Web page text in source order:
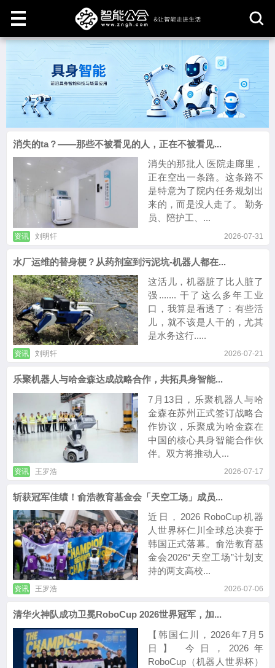
消失的ta？——那些不被看见的人，正在不被看见...
消失的那批人 医院走廊里，
正在空出一条路。这条路不
是特意为了院内任务规划出
来的，而是没人走了。 勤务
员、陪护工、...
资讯 刘明轩 2026-07-31
水厂运维的替身梗？从药剂室到污泥坑-机器人都在...
这活儿，机器脏了比人脏了
强....... 干了这么多年工业
口，我算是看透了：有些活
儿，就不该是人干的，尤其
是水务这行.....
资讯 刘明轩 2026-07-21
乐聚机器人与哈金森达成战略合作，共拓具身智能...
7月13日，乐聚机器人与哈
金森在苏州正式签订战略合
作协议，乐聚成为哈金森在
中国的核心具身智能合作伙
伴。双方将推动人...
资讯 王罗浩 2026-07-17
斩获冠军佳绩！俞浩教育基金会「天空工场」成员...
近日，2026 RoboCup机器
人世界杯仁川全球总决赛于
韩国正式落幕。俞浩教育基
金会2026“天空工场”计划支
持的两支高校...
资讯 王罗浩 2026-07-06
清华火神队成功卫冕RoboCup 2026世界冠军，加...
【韩国仁川，2026年7月5
日】 今日，2026年
RoboCup（机器人世界杯）